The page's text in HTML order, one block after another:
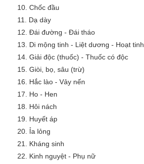
10. Chốc đầu
11. Dạ dày
12. Đái đường - Đái tháo
13. Di mộng tinh - Liệt dương - Hoạt tinh
14. Giải độc (thuốc) - Thuốc có độc
15. Giòi, bọ, sâu (trừ)
16. Hắc lào - Vảy nến
17. Ho - Hen
18. Hôi nách
19. Huyết áp
20. Ỉa lỏng
21. Kháng sinh
22. Kinh nguyệt - Phụ nữ